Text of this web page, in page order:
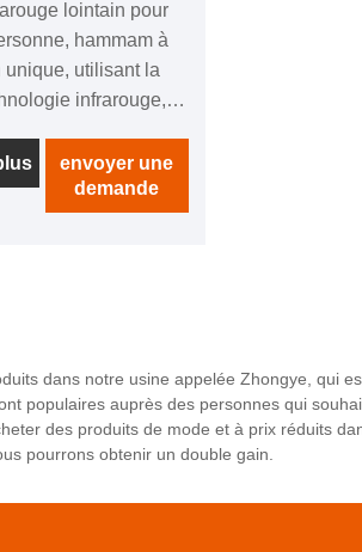
lointain pour
hammam à
unique, utilisant la
infrarouge,
d'une vitesse de
et d'une basse
sans encombrement.
durable. Équipé
de commande
une utilisation
fonction musicale
envoyer une
demande
dans notre usine appelée Zhongye, qui
populaires auprès des personnes qui
des produits de mode et à prix réduits
pourrons obtenir un double gain.